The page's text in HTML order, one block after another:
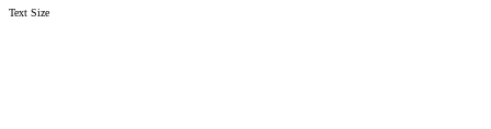
Text Size